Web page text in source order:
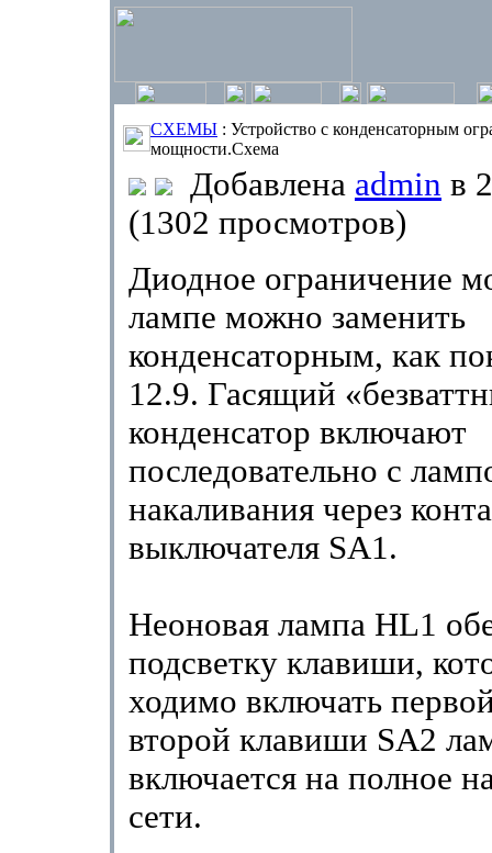
СХЕМЫ : Устройство с конденсаторным
мощности.Схема
Добавлена admin в
(1302 просмотров)
Диодное ограничение
лампе можно заменить
конденсаторным, как
12.9. Гасящий
конденсатор вклю­чают
последовательно с
накаливания через
выключателя SA1.
Неоновая лампа HL1
подсветку клавиши,
ходимо включать
второй клавиши SA2
включается на полное
сети.